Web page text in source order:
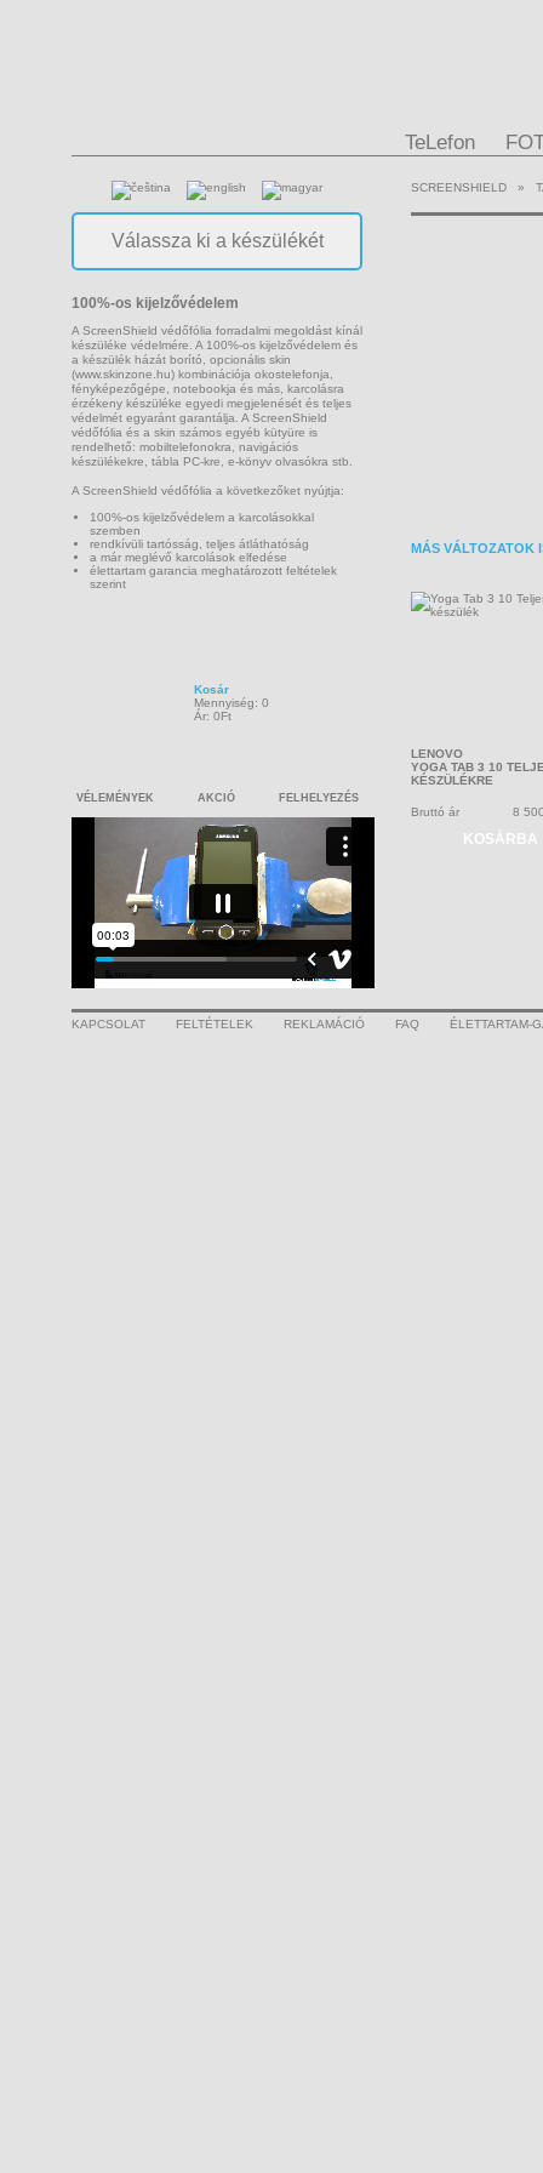
TeLefon
100%-os kijelzővédelem
A ScreenShield védőfólia forradalmi megoldást kínál
készüléke védelmére. A 100%-os kijelzővédelem és
a készülék házát borító, opcionális skin
(www.skinzone.hu) kombinációja okostelefonja,
fényképezőgépe, notebookja és más, karcolásra
érzékeny készüléke egyedi megjelenését és teljes
védelmét egyaránt garantálja. A ScreenShield
védőfólia és a skin számos egyéb kütyüre is
rendelhető: mobiltelefonokra, navigációs
készülékekre, tábla PC-kre, e-könyv olvasókra stb.
A ScreenShield védőfólia a következőket nyújtja:
100%-os kijelzővédelem a karcolásokkal
szemben
rendkívüli tartósság, teljes átláthatóság
a már meglévő karcolások elfedése
élettartam garancia meghatározott feltételek
szerint
Kosár
Mennyiség: 0
Ár: 0Ft
VÉLEMÉNYEK AKCIÓ FELHELYEZÉS
SCREENSHIELD »
MÁS VÁLTOZATOK
LENOVO
YOGA TAB 3 10
KÉSZÜLÉKRE
Bruttó ár 8
KOSÁRBA
KAPCSOLAT FELTÉTELEK REKLAMÁCIÓ FAQ ÉLETTARTAM-